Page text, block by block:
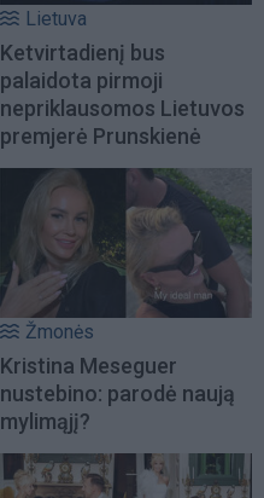
Lietuva
Ketvirtadienį bus
palaidota pirmoji
nepriklausomos Lietuvos
premjerė Prunskienė
Žmonės
Kristina Meseguer
nustebino: parodė naują
mylimąjį?